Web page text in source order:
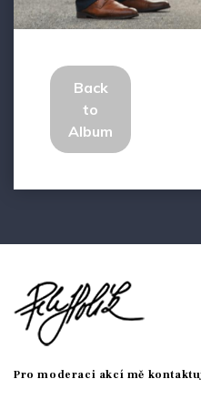
Back
to
Album
Pro moderaci akcí mě